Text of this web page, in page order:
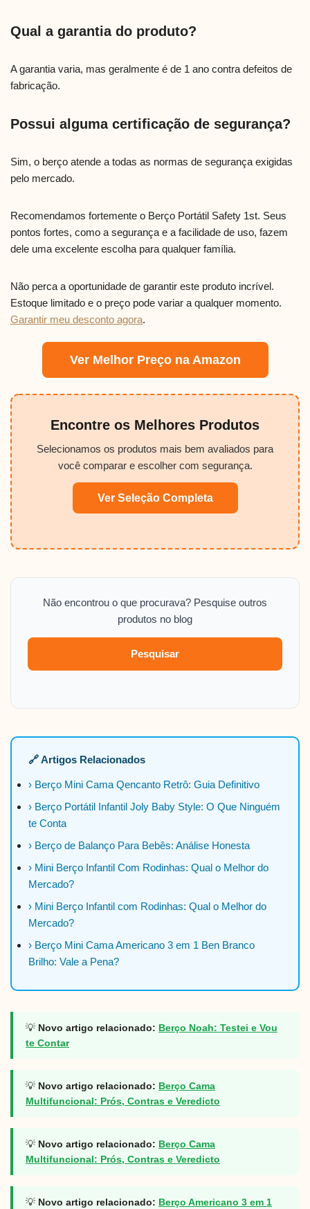
Qual a garantia do produto?
A garantia varia, mas geralmente é de 1 ano contra defeitos de
fabricação.
Possui alguma certificação de segurança?
Sim, o berço atende a todas as normas de segurança exigidas
pelo mercado.
Recomendamos fortemente o Berço Portátil Safety 1st. Seus
pontos fortes, como a segurança e a facilidade de uso, fazem
dele uma excelente escolha para qualquer família.
Não perca a oportunidade de garantir este produto incrível.
Estoque limitado e o preço pode variar a qualquer momento.
Garantir meu desconto agora.
Ver Melhor Preço na Amazon
Encontre os Melhores Produtos
Selecionamos os produtos mais bem avaliados para
você comparar e escolher com segurança.
Ver Seleção Completa
Não encontrou o que procurava? Pesquise outros
produtos no blog
Pesquisar
🔗 Artigos Relacionados
› Berço Mini Cama Qencanto Retrô: Guia Definitivo
› Berço Portátil Infantil Joly Baby Style: O Que Ninguém
te Conta
› Berço de Balanço Para Bebês: Análise Honesta
› Mini Berço Infantil Com Rodinhas: Qual o Melhor do
Mercado?
› Mini Berço Infantil com Rodinhas: Qual o Melhor do
Mercado?
› Berço Mini Cama Americano 3 em 1 Ben Branco
Brilho: Vale a Pena?
💡 Novo artigo relacionado: Berço Noah: Testei e Vou
te Contar
💡 Novo artigo relacionado: Berço Cama
Multifuncional: Prós, Contras e Veredicto
💡 Novo artigo relacionado: Berço Cama
Multifuncional: Prós, Contras e Veredicto
💡 Novo artigo relacionado: Berço Americano 3 em 1